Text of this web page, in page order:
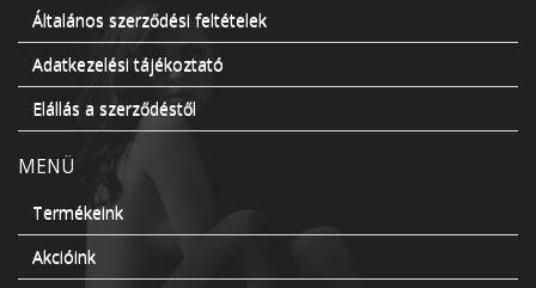
Általános szerződési feltételek
Adatkezelési tájékoztató
Elállás a szerződéstől
MENÜ
Termékeink
Akcióink